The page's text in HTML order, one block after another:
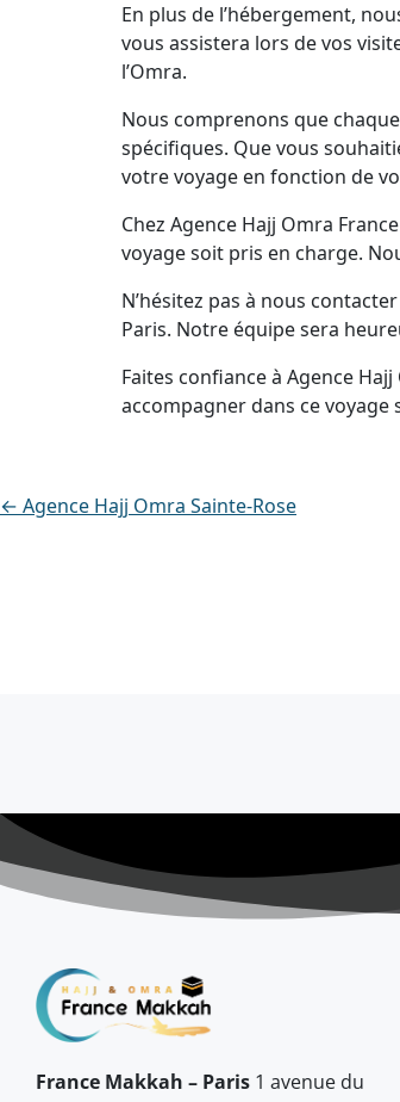
En plus de l’hébergement,
vous assistera lors de vos
l’Omra.
Nous comprenons que
spécifiques. Que vous
votre voyage en fonction de
Chez Agence Hajj Omra
voyage soit pris en charge.
N’hésitez pas à nous
Paris. Notre équipe sera
Faites confiance à Agence
accompagner dans ce
← Agence Hajj Omra Sainte-Rose
France Makkah – Paris 1 avenue du